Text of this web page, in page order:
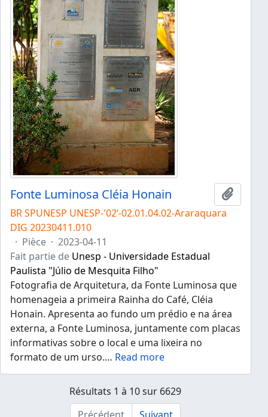
Fonte Luminosa Cléia Honain
Ajouter
BR SPUNESP UNESP-'02’-02.01.04.02-Araraquara
DIG 20230411.010
· Pièce · 2023-04-11
Fait partie de Unesp - Universidade Estadual
Paulista "Júlio de Mesquita Filho"
Fotografia de Arquitetura, da Fonte Luminosa que
homenageia a primeira Rainha do Café, Cléia
Honain. Apresenta ao fundo um prédio e na área
externa, a Fonte Luminosa, juntamente com placas
informativas sobre o local e uma lixeira no
formato de um urso.… Read more
Résultats 1 à 10 sur 6629